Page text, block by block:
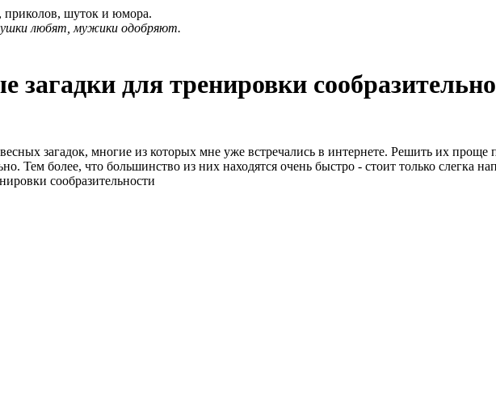
приколов, шуток и юмора.
любят, мужики одобряют.
загадки для тренировки
загадок, многие из которых мне уже встречались в интернете. Решить их
Тем более, что большинство из них находятся очень быстро - стоит только слегка